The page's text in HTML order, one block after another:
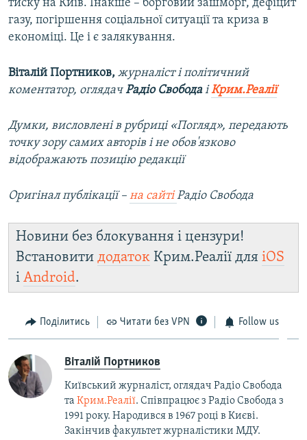
тиску на Київ. Інакше – борговий зашморг, дефіцит
газу, погіршення соціальної ситуації та криза в
економіці. Це і є залякування.
Віталій Портников, журналіст і політичний
коментатор, оглядачРадіо СвободаіКрим.Реалії
Думки, висловлені в рубриці «Погляд», передають
точку зору самих авторів і не обов'язково
відображають позицію редакції
Оригінал публікації – на сайтіРадіо Свобода
Новини без блокування і цензури!
Встановити додаток Крим.Реалії для iOS
і Android.
Поділитись Читати без VPN Follow us
Віталій Портников
Київський журналіст, оглядач Радіо Свобода
та Крим.Реалії. Співпрацює з Радіо Свобода з
1991 року. Народився в 1967 році в Києві.
Закінчив факультет журналістики МДУ.